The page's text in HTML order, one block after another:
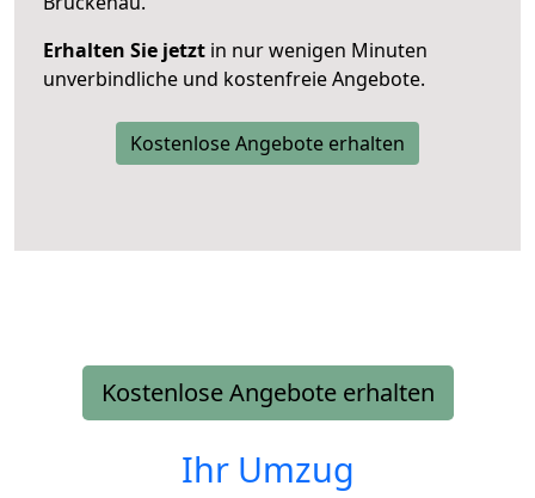
Erhalten Sie jetzt in nur wenigen Minuten
unverbindliche und kostenfreie Angebote.
Kostenlose Angebote erhalten
Kostenlose Angebote erhalten
Ihr Umzug